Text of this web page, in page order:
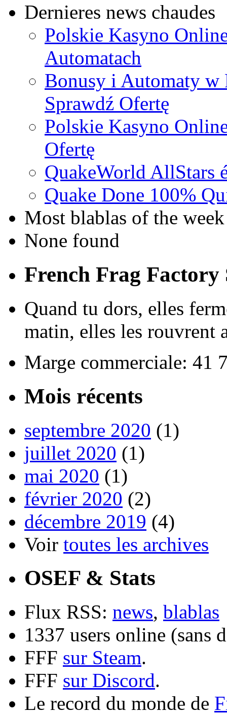
Dernieres news chaudes
Polskie Kasyno
Automatach
Bonusy i Automaty w
Sprawdź Ofertę
Polskie Kasyno
Ofertę
QuakeWorld AllStars
Quake Done 100%
Most blablas of the week
None found
French Frag Factory
Quand tu dors, elles
matin, elles les rouvrent
Marge commerciale: 41
Mois récents
septembre 2020 (1)
juillet 2020 (1)
mai 2020 (1)
février 2020 (2)
décembre 2019 (4)
Voir toutes les archives
OSEF & Stats
Flux RSS: news, blablas
1337 users online (sans
FFF sur Steam.
FFF sur Discord.
Le record du monde de